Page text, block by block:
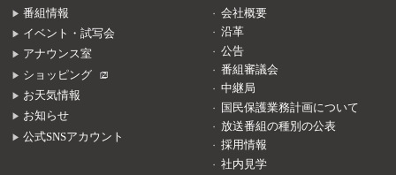
番組情報
イベント・試写会
アナウンス室
ショッピング
お天気情報
お知らせ
公式SNSアカウント
会社概要
沿革
公告
番組審議会
中継局
国民保護業務計画について
放送番組の種別の公表
採用情報
社内見学